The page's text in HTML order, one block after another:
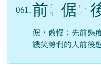
061. 前 ㄑ
ㄧ
ㄢ
ˊ 倨 ㄐ
ㄩ ˋ
倨，傲慢；先前態
譏笑勢利的人前後